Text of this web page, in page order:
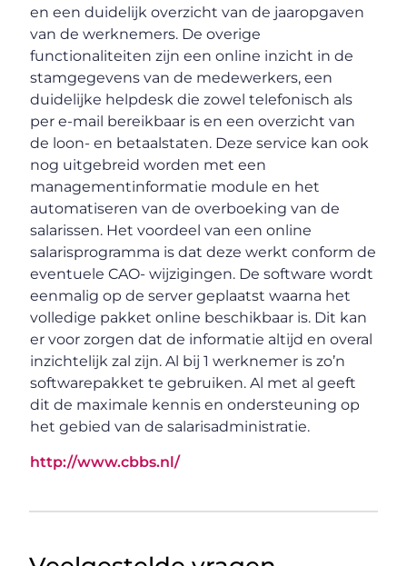
en een duidelijk overzicht van de jaaropgaven
van de werknemers. De overige
functionaliteiten zijn een online inzicht in de
stamgegevens van de medewerkers, een
duidelijke helpdesk die zowel telefonisch als
per e-mail bereikbaar is en een overzicht van
de loon- en betaalstaten. Deze service kan ook
nog uitgebreid worden met een
managementinformatie module en het
automatiseren van de overboeking van de
salarissen. Het voordeel van een online
salarisprogramma is dat deze werkt conform de
eventuele CAO- wijzigingen. De software wordt
eenmalig op de server geplaatst waarna het
volledige pakket online beschikbaar is. Dit kan
er voor zorgen dat de informatie altijd en overal
inzichtelijk zal zijn. Al bij 1 werknemer is zo’n
softwarepakket te gebruiken. Al met al geeft
dit de maximale kennis en ondersteuning op
het gebied van de salarisadministratie.
http://www.cbbs.nl/